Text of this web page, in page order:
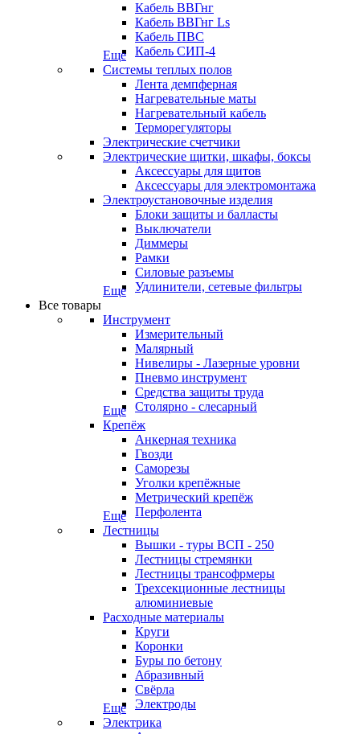
Кабель ВВГнг
Кабель ВВГнг Ls
Кабель ПВС
Кабель СИП-4
Еще
Системы теплых полов
Лента демпферная
Нагревательные маты
Нагревательный кабель
Терморегуляторы
Электрические счетчики
Электрические щитки, шкафы, боксы
Аксессуары для щитов
Аксессуары для электромонтажа
Электроустановочные изделия
Блоки защиты и балласты
Выключатели
Диммеры
Рамки
Силовые разъемы
Удлинители, сетевые фильтры
Еще
Все товары
Инструмент
Измерительный
Малярный
Нивелиры - Лазерные уровни
Пневмо инструмент
Средства защиты труда
Столярно - слесарный
Еще
Крепёж
Анкерная техника
Гвозди
Саморезы
Уголки крепёжные
Метрический крепёж
Перфолента
Еще
Лестницы
Вышки - туры ВСП - 250
Лестницы стремянки
Лестницы трансофрмеры
Трехсекционные лестницы
алюминиевые
Расходные материалы
Круги
Коронки
Буры по бетону
Абразивный
Свёрла
Электроды
Еще
Электрика